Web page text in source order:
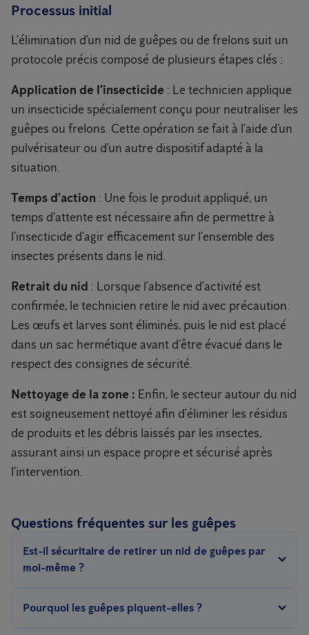
Processus initial
L’élimination d’un nid de guêpes ou de frelons suit un
protocole précis composé de plusieurs étapes clés :
Application de l’insecticide : Le technicien applique
un insecticide spécialement conçu pour neutraliser les
guêpes ou frelons. Cette opération se fait à l’aide d’un
pulvérisateur ou d’un autre dispositif adapté à la
situation.
Temps d’action : Une fois le produit appliqué, un
temps d’attente est nécessaire afin de permettre à
l’insecticide d’agir efficacement sur l’ensemble des
insectes présents dans le nid.
Retrait du nid : Lorsque l’absence d’activité est
confirmée, le technicien retire le nid avec précaution.
Les œufs et larves sont éliminés, puis le nid est placé
dans un sac hermétique avant d’être évacué dans le
respect des consignes de sécurité.
Nettoyage de la zone : Enfin, le secteur autour du nid
est soigneusement nettoyé afin d’éliminer les résidus
de produits et les débris laissés par les insectes,
assurant ainsi un espace propre et sécurisé après
l’intervention.
Questions fréquentes sur les guêpes
Est-il sécuritaire de retirer un nid de guêpes par
moi-même ?
peuvent devenir agressives lorsqu'elles se sentent menacées. Il
Pourquoi les guêpes piquent-elles ?